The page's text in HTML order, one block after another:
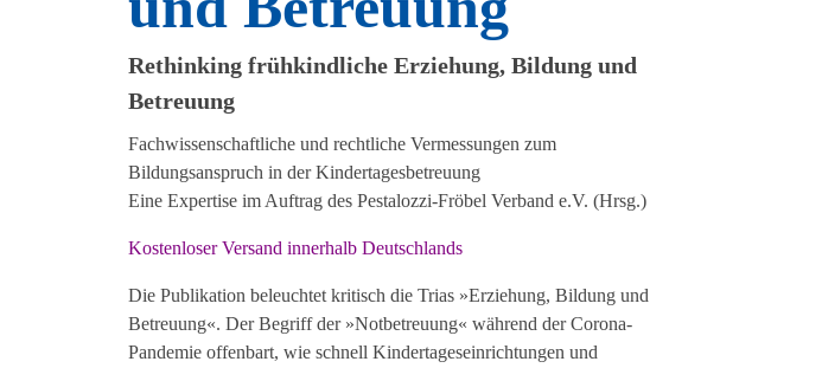
Rethinking frühkindliche Erziehung, Bildung und
Betreuung
Fachwissenschaftliche und rechtliche Vermessungen zum
Bildungsanspruch in der Kindertagesbetreuung
Eine Expertise im Auftrag des Pestalozzi-Fröbel Verband e.V. (Hrsg.)
Kostenloser Versand innerhalb Deutschlands
Die Publikation beleuchtet kritisch die Trias »Erziehung, Bildung und
Betreuung«. Der Begriff der »Notbetreuung« während der Corona-
Pandemie offenbart, wie schnell Kindertageseinrichtungen und